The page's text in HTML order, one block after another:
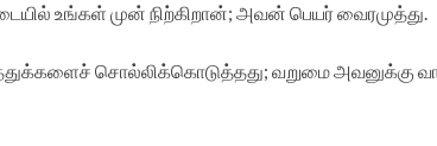
உங்கள் முன் நிற்கிறான்; அவன் பெயர் வைரமுத்து.
சொல்லிக்கொடுத்தது; வறுமை